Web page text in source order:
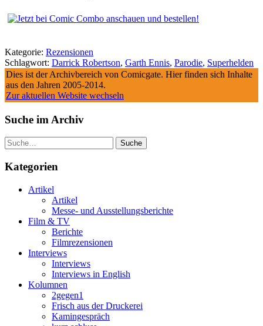
Kategorie: Rezensionen
Schlagwort: Darrick Robertson, Garth Ennis, Parodie, Superhelden
Dies ist der Archivbereich von Comicgate. Hier finden sich Inhalte
aus den Jahren 2005-2014.
Zur aktuellen Website wechseln
Suche im Archiv
Suche
Kategorien
Artikel
Artikel
Messe- und Ausstellungsberichte
Film & TV
Berichte
Filmrezensionen
Interviews
Interviews
Interviews in English
Kolumnen
2gegen1
Frisch aus der Druckerei
Kamingespräch